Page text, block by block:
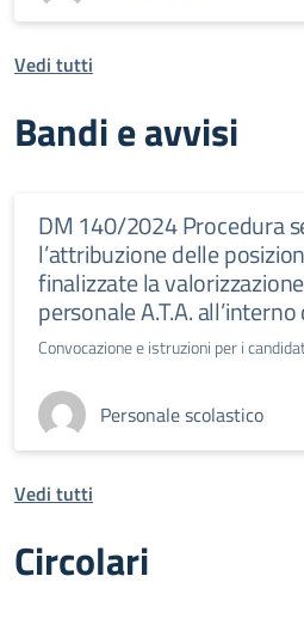
Vedi tutti
Bandi e avvisi
DM 140/2024 Procedura
l’attribuzione delle
finalizzate la
personale A.T.A.
Convocazione e istruzioni per i
Personale scolastico
Vedi tutti
Circolari